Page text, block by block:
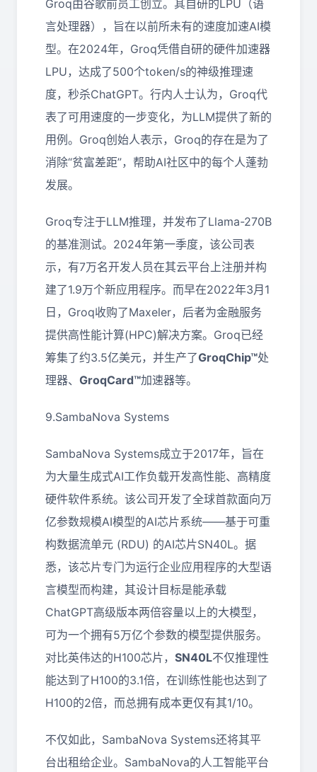
Groq由谷歌前员工创立。其自研的LPU（语
言处理器），旨在以前所未有的速度加速AI模
型。在2024年，Groq凭借自研的硬件加速器
LPU，达成了500个token/s的神级推理速
度，秒杀ChatGPT。行内人士认为，Groq代
表了可用速度的一步变化，为LLM提供了新的
用例。Groq创始人表示，Groq的存在是为了
消除“贫富差距”，帮助AI社区中的每个人蓬勃
发展。
Groq专注于LLM推理，并发布了Llama-270B
的基准测试。2024年第一季度，该公司表
示，有7万名开发人员在其云平台上注册并构
建了1.9万个新应用程序。而早在2022年3月1
日，Groq收购了Maxeler，后者为金融服务
提供高性能计算(HPC)解决方案。Groq已经
筹集了约3.5亿美元，并生产了GroqChip™处
理器、 GroqCard™加速器等。
9.SambaNova Systems
SambaNova Systems成立于2017年，旨在
为大量生成式AI工作负载开发高性能、高精度
硬件软件系统。该公司开发了全球首款面向万
亿参数规模AI模型的AI芯片系统——基于可重
构数据流单元 (RDU) 的AI芯片SN40L。据
悉，该芯片专门为运行企业应用程序的大型语
言模型而构建，其设计目标是能承载
ChatGPT高级版本两倍容量以上的大模型，
可为一个拥有5万亿个参数的模型提供服务。
对比英伟达的H100芯片， SN40L不仅推理性
能达到了H100的3.1倍，在训练性能也达到了
H100的2倍，而总拥有成本更仅有其1/10。
不仅如此，SambaNova Systems还将其平
台出租给企业。SambaNova的人工智能平台